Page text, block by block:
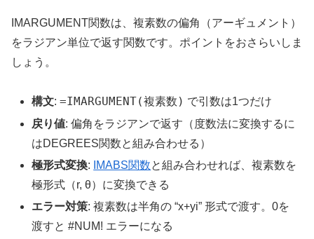
IMARGUMENT関数は、複素数の偏角（アーギュメント）
をラジアン単位で返す関数です。ポイントをおさらいしま
しょう。
構文:=IMARGUMENT(複素数) で引数は1つだけ
戻り値: 偏角をラジアンで返す（度数法に変換するに
はDEGREES関数と組み合わせる）
極形式変換: IMABS関数と組み合わせれば、複素数を
極形式（r, θ）に変換できる
エラー対策: 複素数は半角の “x+yi” 形式で渡す。0を
渡すと #NUM! エラーになる